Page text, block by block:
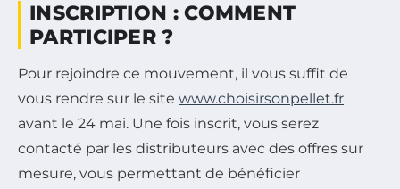
INSCRIPTION : COMMENT
PARTICIPER ?
Pour rejoindre ce mouvement, il vous suffit de
vous rendre sur le site www.choisirsonpellet.fr
avant le 24 mai. Une fois inscrit, vous serez
contacté par les distributeurs avec des offres sur
mesure, vous permettant de bénéficier